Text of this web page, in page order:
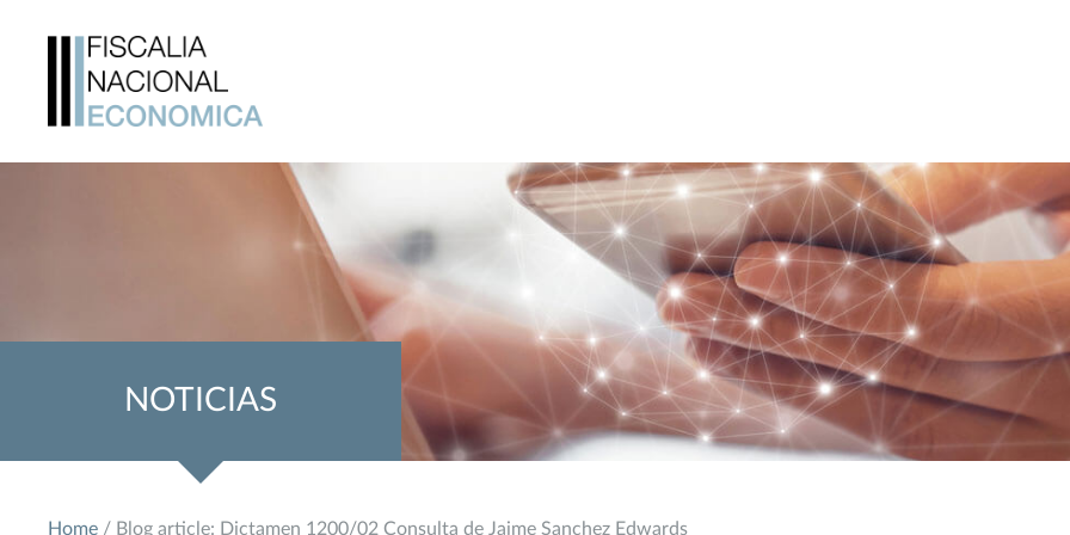
NOTICIAS
Home / Blog article: Dictamen 1200/02 Consulta de Jaime Sanchez Edwards